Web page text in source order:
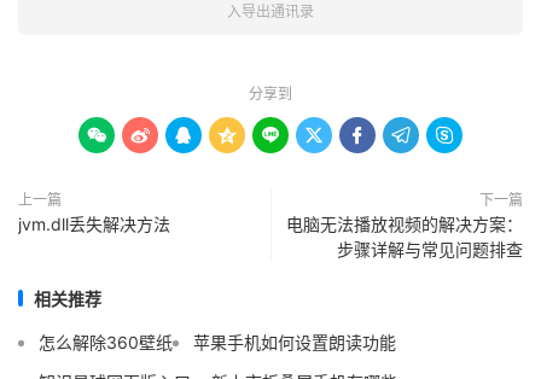
入导出通讯录
分享到
        
上一篇
jvm.dll丢失解决方法
下一篇
电脑无法播放视频的解决方案：
步骤详解与常见问题排查
相关推荐
怎么解除360壁纸
苹果手机如何设置朗读功能